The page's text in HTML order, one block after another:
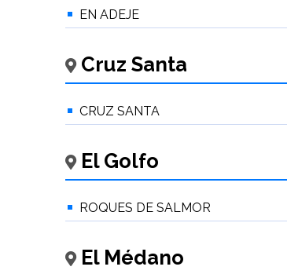
EN ADEJE
Cruz Santa
CRUZ SANTA
El Golfo
ROQUES DE SALMOR
El Médano